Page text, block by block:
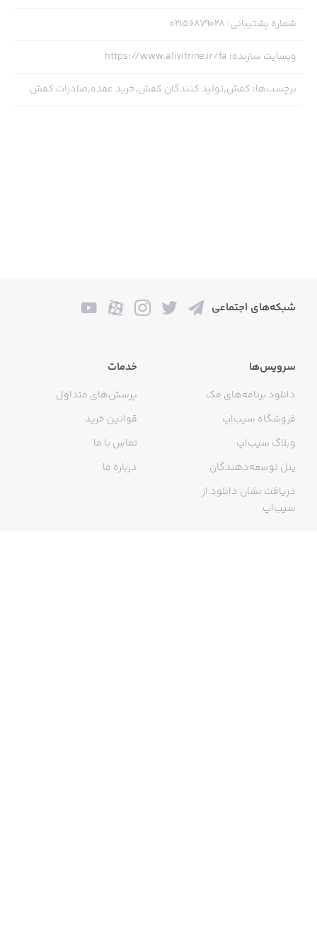
موفق و پیروز باشید
شماره پشتیبانی:
02156879028
وبسایت سازنده:
https://www.alivitrine.ir/fa
برچسب‌ها: کفش,تولید کنندگان کفش,خرید عمده,صادرات کفش
شبکه‌های اجتماعی
سرویس‌ها
دانلود برنامه‌های مک
فروشگاه سیب‌اپ
وبلاگ سیب‌اپ
پنل توسعه‌دهندگان
دریافت نشان دانلود از
سیب‌اپ
خدمات
پرسش‌های متداول
قوانین خرید
تماس با ما
درباره ما